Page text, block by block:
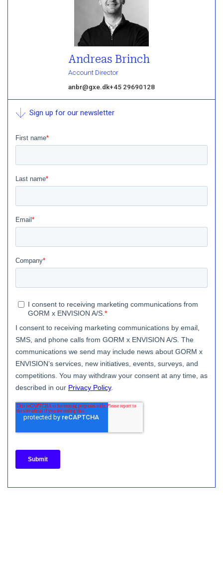
Andreas Brinch
Account Director
anbr@gxe.dk+45 29690128
Sign up for our newsletter